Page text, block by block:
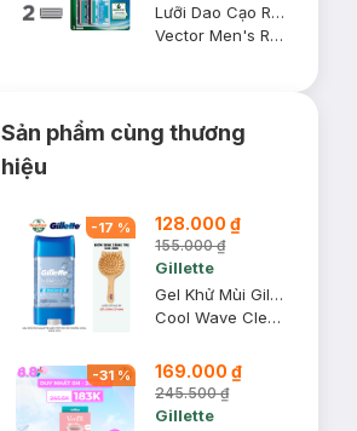
Lưỡi Dao Cạo Râu Gillette Vector Vỉ 2 Cái
Vector Men's Razor
Sản phẩm cùng thương
hiệu
-17 % 128.000 ₫
155.000 ₫
Gillette
Gel Khử Mùi Gillette Giảm Tiết Mồ Hôi Hương Cool Wave 107g
Cool Wave Clear Gel (Hàng Mỹ Nhập Khẩu Chính Hãng)
-31% 169.000 ₫
245.500 ₫
Gillette